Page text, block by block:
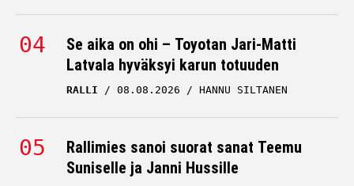
Se aika on ohi – Toyotan Jari-Matti
Latvala hyväksyi karun totuuden
RALLI 08.08.2026 HANNU SILTANEN
Rallimies sanoi suorat sanat Teemu
Suniselle ja Janni Hussille